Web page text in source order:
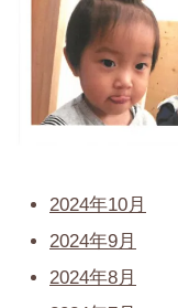
2024年10月
2024年9月
2024年8月